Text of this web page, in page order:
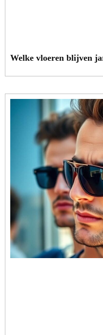
Welke vloeren blijven